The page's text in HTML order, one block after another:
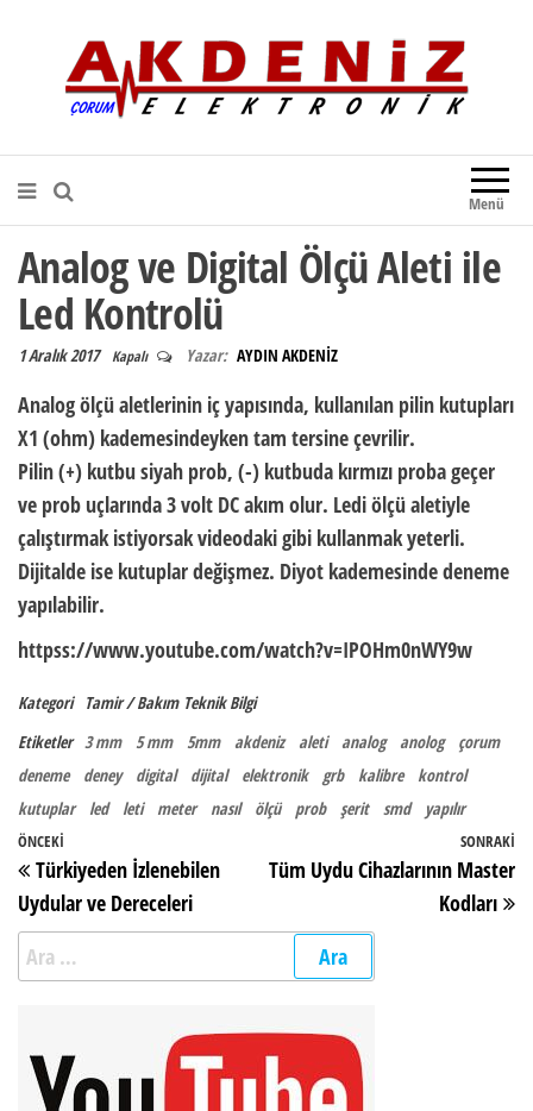
Akdeniz Elektronik
Teknik Destek, Kaliteli Hizmet |
Çorum Elektronik Firması
Menü
Analog ve Digital Ölçü Aleti ile
Led Kontrolü
1 Aralık 2017 Kapalı Yazar: AYDIN AKDENİZ
Analog ölçü aletlerinin iç yapısında, kullanılan pilin kutupları
X1 (ohm) kademesindeyken tam tersine çevrilir.
Pilin (+) kutbu siyah prob, (-) kutbuda kırmızı proba geçer
ve prob uçlarında 3 volt DC akım olur. Ledi ölçü aletiyle
çalıştırmak istiyorsak videodaki gibi kullanmak yeterli.
Dijitalde ise kutuplar değişmez. Diyot kademesinde deneme
yapılabilir.
httpss://www.youtube.com/watch?v=IPOHm0nWY9w
Kategori Tamir / Bakım Teknik Bilgi
Etiketler 3 mm 5 mm 5mm akdeniz aleti analog anolog
çorum
deneme
deney digital dijital elektronik grb kalibre
kontrol
kutuplar
led leti meter nasıl ölçü prob şerit smd yapılır
Yazı gezinmesi
Önceki Yazı
ÖNCEKI
Türkiyeden İzlenebilen
Uydular ve Dereceleri
SONRAKI
Tüm Uydu Cihazlarının Master
Kodları
Arama: